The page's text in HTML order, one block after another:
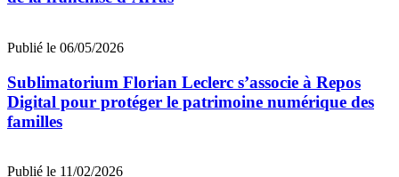
Publié le 06/05/2026
Sublimatorium Florian Leclerc s’associe à Repos
Digital pour protéger le patrimoine numérique des
familles
Publié le 11/02/2026